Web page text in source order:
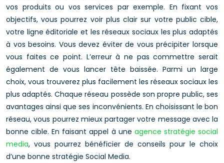
vos produits ou vos services par exemple. En fixant vos
objectifs, vous pourrez voir plus clair sur votre public cible,
votre ligne éditoriale et les réseaux sociaux les plus adaptés
à vos besoins. Vous devez éviter de vous précipiter lorsque
vous faites ce point. L’erreur à ne pas commettre serait
également de vous lancer tête baissée. Parmi un large
choix, vous trouverez plus facilement les réseaux sociaux les
plus adaptés. Chaque réseau possède son propre public, ses
avantages ainsi que ses inconvénients. En choisissant le bon
réseau, vous pourrez mieux partager votre message avec la
bonne cible. En faisant appel à une agence stratégie social
media, vous pourrez bénéficier de conseils pour le choix
d’une bonne stratégie Social Media.